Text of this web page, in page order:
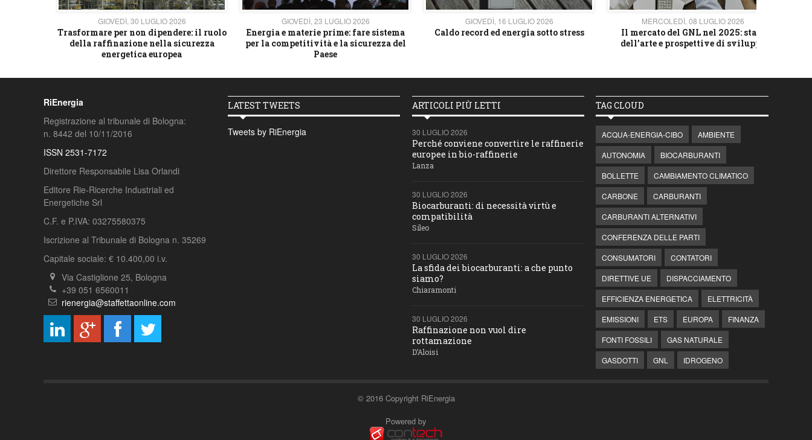
GIOVEDÌ, 30 LUGLIO 2026
Trasformare per non dipendere: il ruolo
della raffinazione nella sicurezza
energetica europea
GIOVEDÌ, 23 LUGLIO 2026
Energia e materie prime: fare sistema
per la competitività e la sicurezza del
Paese
GIOVEDÌ, 16 LUGLIO 2026
Caldo record ed energia sotto stress
MERCOLEDÌ, 08 LUGLIO 2026
Il mercato del GNL nel 2025: stato
dell’arte e prospettive di sviluppo
RiEnergia
Registrazione al tribunale di Bologna:
n. 8442 del 10/11/2016
ISSN 2531-7172
Direttore Responsabile Lisa Orlandi
Editore Rie-Ricerche Industriali ed
Energetiche Srl
C.F. e P.IVA: 03275580375
Iscrizione al Tribunale di Bologna n. 35269
Capitale sociale: € 10.400,00 i.v.
Via Castiglione 25, Bologna
+39 051 6560011
rienergia@staffettaonline.com
LATEST TWEETS
Tweets by RiEnergia
ARTICOLI PIÙ LETTI
30 LUGLIO 2026
Perché conviene convertire le raffinerie
europee in bio-raffinerie
Lanza
30 LUGLIO 2026
Biocarburanti: di necessità virtù e
compatibilità
Sileo
30 LUGLIO 2026
La sfida dei biocarburanti: a che punto
siamo?
Chiaramonti
30 LUGLIO 2026
Raffinazione non vuol dire
rottamazione
D’Aloisi
TAG CLOUD
ACQUA-ENERGIA-CIBO
AMBIENTE
AUTONOMIA
BIOCARBURANTI
BOLLETTE
CAMBIAMENTO CLIMATICO
CARBONE
CARBURANTI
CARBURANTI ALTERNATIVI
CONFERENZA DELLE PARTI
CONSUMATORI
CONTATORI
DIRETTIVE UE
DISPACCIAMENTO
EFFICIENZA ENERGETICA
ELETTRICITÀ
EMISSIONI
ETS EUROPA
FINANZA
FONTI FOSSILI
GAS NATURALE
GASDOTTI
GNL IDROGENO
© 2016 Copyright RiEnergia
Powered by